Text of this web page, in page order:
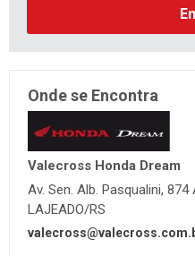
Onde se Encontra
Valecross Honda Dream
Av. Sen. Alb. Pasqualini,
LAJEADO/RS